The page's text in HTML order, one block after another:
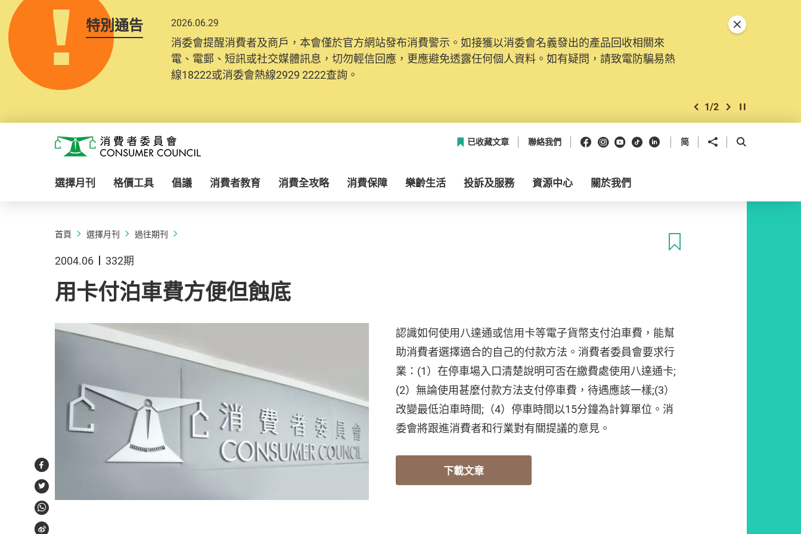
特別通告 2026.06.29
消委會提醒消費者及商戶，本會僅於官方網站發布消費警示。如接獲以消委會名義發出的產品回收相關來
電、電郵、短訊或社交媒體訊息，切勿輕信回應，更應避免透露任何個人資料。如有疑問，請致電防騙易熱
線18222或消委會熱線2929 2222查詢。
上一個
1/2 下一個開始/暫停幻燈
關閉特別通告
消費者委員會
已收藏文章 聯絡我們 Facebook
Instagram
Youtube
抖音領英 简 分享到 開啟搜尋框
選擇月刊 格價工具 倡議 消費者教育 消費全攻略 消費保障 樂齡生活 投訴及服務 資源中心 關於我們
首頁 選擇月刊 過往期刊
2004.06 332期
用卡付泊車費方便但蝕底
認識如何使用八達通或信用卡等電子貨幣支付泊車費，能幫
助消費者選擇適合的自己的付款方法。消費者委員會要求行
業：(1）在停車場入口清楚說明可否在繳費處使用八達通卡;
(2）無論使用甚麼付款方法支付停車費，待遇應該一樣;(3）
改變最低泊車時間;（4）停車時間以15分鐘為計算單位。消
委會將跟進消費者和行業對有關提議的意見。
下載文章
Facebook
Twitter
WhatsApp